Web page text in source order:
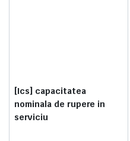
[Ics] capacitatea
nominala de rupere in
serviciu